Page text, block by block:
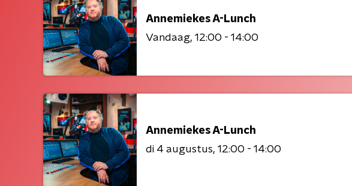
Annemiekes A-Lunch
Vandaag 12:00 - 14:00
Annemiekes A-Lunch
di 4 augustus 12:00 - 14:00